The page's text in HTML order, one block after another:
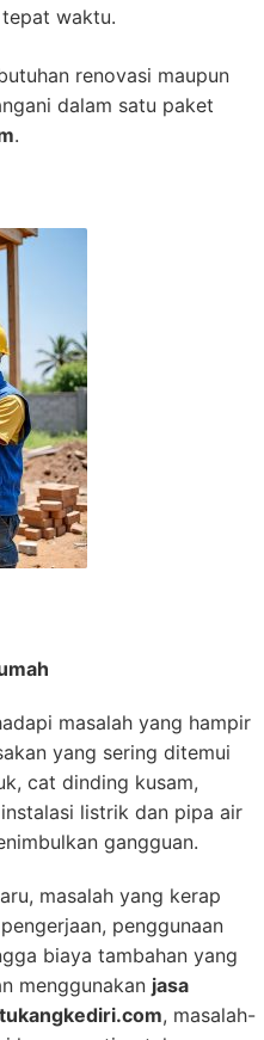
waktu.
renovasi maupun
dalam satu paket
.
masalah yang hampir
yang sering ditemui
cat dinding kusam,
listrik dan pipa air
gangguan.
masalah yang kerap
penggunaan
biaya tambahan yang
menggunakan jasa
tukangkediri.com, masalah-